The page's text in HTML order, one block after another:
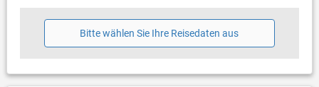
Liegen
Sonnenschirm
Garten zur Benutzung
Bitte wählen Sie Ihre Reisedaten aus